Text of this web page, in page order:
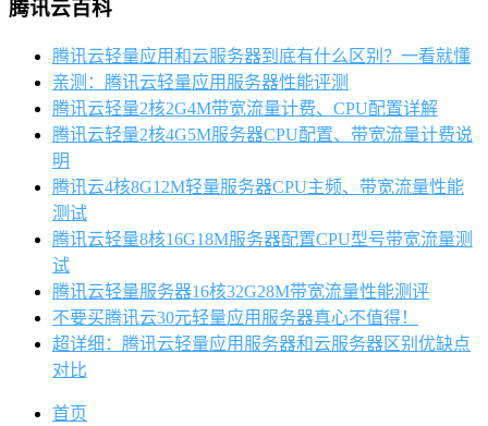
腾讯云百科
腾讯云轻量应用和云服务器到底有什么区别？一看就懂
亲测：腾讯云轻量应用服务器性能评测
腾讯云轻量2核2G4M带宽流量计费、CPU配置详解
腾讯云轻量2核4G5M服务器CPU配置、带宽流量计费说
明
腾讯云4核8G12M轻量服务器CPU主频、带宽流量性能
测试
腾讯云轻量8核16G18M服务器配置CPU型号带宽流量测
试
腾讯云轻量服务器16核32G28M带宽流量性能测评
不要买腾讯云30元轻量应用服务器真心不值得！
超详细：腾讯云轻量应用服务器和云服务器区别优缺点
对比
首页